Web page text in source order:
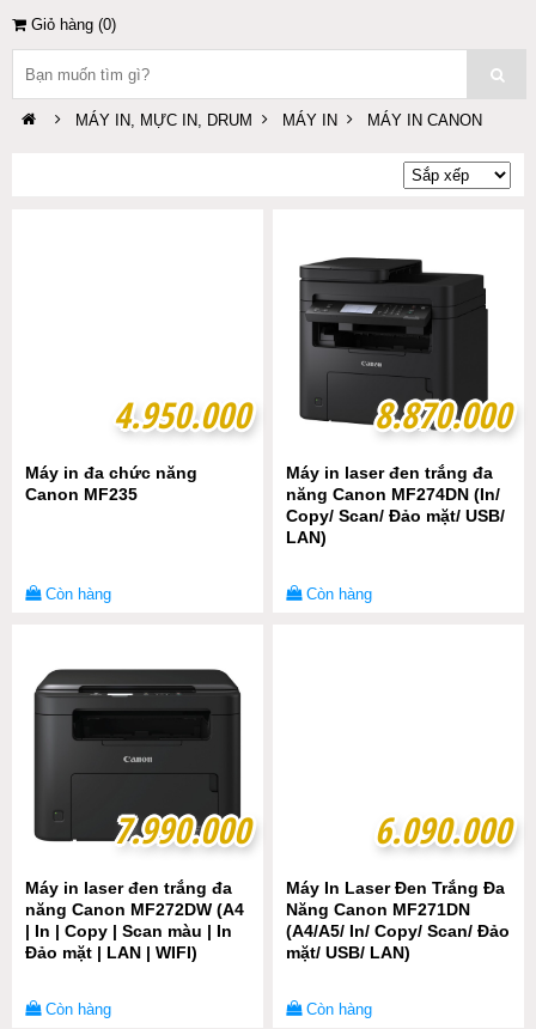
Giỏ hàng (0)
MÁY IN, MỰC IN, DRUM MÁY IN MÁY IN CANON
4.950.000
4.950.000
Máy in đa chức năng
Canon MF235
Còn hàng
8.870.000
8.870.000
Máy in laser đen trắng đa
năng Canon MF274DN (In/
Copy/ Scan/ Đảo mặt/ USB/
LAN)
Còn hàng
7.990.000
7.990.000
Máy in laser đen trắng đa
năng Canon MF272DW (A4
| In | Copy | Scan màu | In
Đảo mặt | LAN | WIFI)
Còn hàng
6.090.000
6.090.000
Máy In Laser Đen Trắng Đa
Năng Canon MF271DN
(A4/A5/ In/ Copy/ Scan/ Đảo
mặt/ USB/ LAN)
Còn hàng